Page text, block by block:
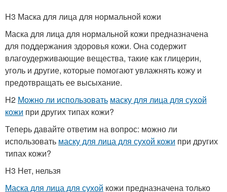
H3 Маска для лица для нормальной кожи
Маска для лица для нормальной кожи предназначена
для поддержания здоровья кожи. Она содержит
влагоудерживающие вещества, такие как глицерин,
уголь и другие, которые помогают увлажнять кожу и
предотвращать ее высыхание.
H2 Можно ли использовать маску для лица для сухой
кожи при других типах кожи?
Теперь давайте ответим на вопрос: можно ли
использовать маску для лица для сухой кожи при других
типах кожи?
H3 Нет, нельзя
Маска для лица для сухой кожи предназначена только